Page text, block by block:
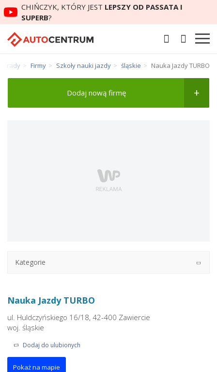
CHIŃCZYK, KTÓRY JEST LEPSZY OD PASSATA I
SUPERB?
Firmy Szkoły nauki jazdy śląskie Nauka Jazdy TURBO
Nauka Jazdy TURBO
ul. Huldczyńskiego 16/18, 42-400 Zawiercie
woj. śląskie
Dodaj do ulubionych
Pokaż na mapie
Dodaj nową firmę
Kategorie